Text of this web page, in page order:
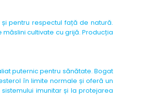
pentru respectul față de natură.
cultivate cu grijă. Producția
puternic pentru sănătate. Bogat
în limite normale și oferă un
imunitar și la protejarea